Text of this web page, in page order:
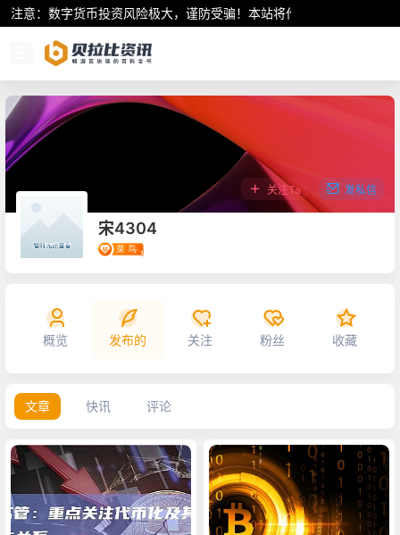
注意：数字货币投资风险极大，谨防受骗！本站将作为行业资讯共享
宋4304
关注Ta 发私信
概览 发布的 关注 粉丝 收藏
文章 快讯 评论